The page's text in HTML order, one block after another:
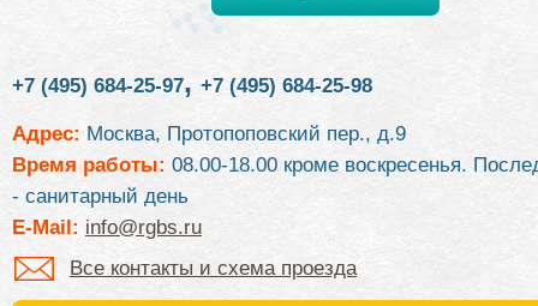
+7 (495) 684-25-97, +7 (495) 684-25-98
Адрес: Москва, Протопоповский пер., д.9
Время работы: 08.00-18.00 кроме воскресенья.
- санитарный день
E-Mail: info@rgbs.ru
Все контакты и схема проезда